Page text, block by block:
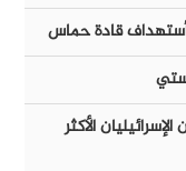
أستهداف قادة حماس
الأكثر